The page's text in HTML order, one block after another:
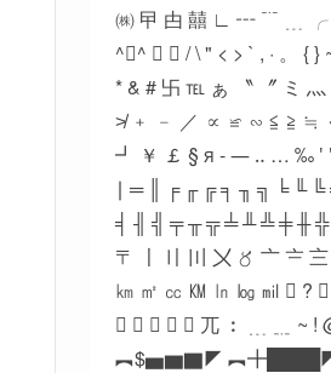
㈱ 曱 甴 囍 ∟ ┅ ﹊ ﹍
^︵^ ﹕ ﹗ / \ " < > ` , · 。 {
* & # 卐 ℡ ぁ 〝 〞 ミ
≯ ﹢ ﹣ ／ ∝ ≌ ∽ ≦ ≧ ≒
┛ ￥ ￡ § я - ― ‥ … ‰ ′
∣ ═ ║ ╒ ╓ ╔ ╕ ╖ ╗ ╘ ╙
╡ ╢ ╣ ╤ ╥ ╦ ╧ ╨ ╩ ╪ ╫
〒 〡 〢 〣 〤 〥 〦 〧
㎞ ㎡ ㏄ ㏎ ㏑ ㏒ ㏕  ?
     兀 ︰ ﹍ ﹎ ~ !
︻$▅▆▇◤